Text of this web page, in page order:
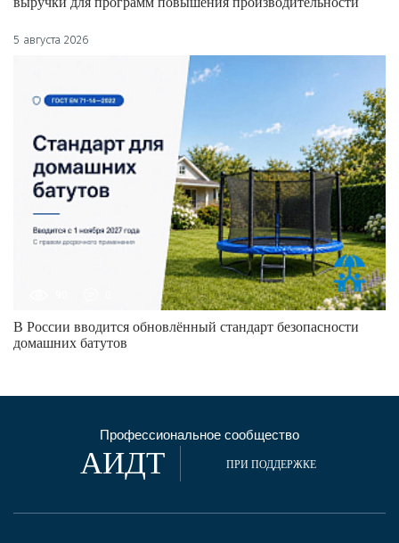
5 августа 2026
В России вводится обновлённый стандарт безопасности
домашних батутов
Профессиональное сообщество
АИДТ ПРИ ПОДДЕРЖКЕ